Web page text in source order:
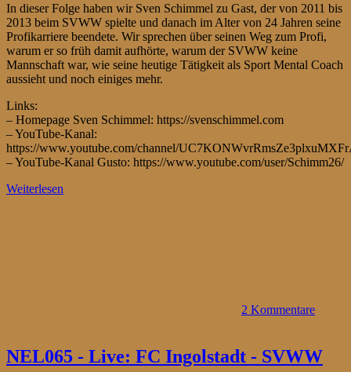
In dieser Folge haben wir Sven Schimmel zu Gast, der von 2011 bis
2013 beim SVWW spielte und danach im Alter von 24 Jahren seine
Profikarriere beendete. Wir sprechen über seinen Weg zum Profi,
warum er so früh damit aufhörte, warum der SVWW keine
Mannschaft war, wie seine heutige Tätigkeit als Sport Mental Coach
aussieht und noch einiges mehr.
Links:
– Homepage Sven Schimmel: https://svenschimmel.com
– YouTube-Kanal:
https://www.youtube.com/channel/
– YouTube-Kanal Gusto: https://www.youtube.com/user/Schimm26/
Weiterlesen
2 Kommentare
NEL065 - Live: FC Ingolstadt - SVWW